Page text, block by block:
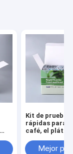
Kit de pruebas
rápidas para
café, el
Mejor